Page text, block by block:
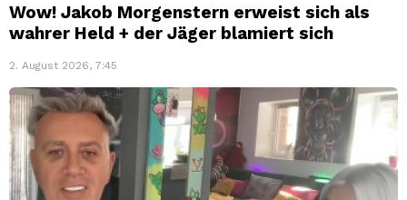
Wow! Jakob Morgenstern erweist sich als
wahrer Held + der Jäger blamiert sich
2. August 2026, 7:45